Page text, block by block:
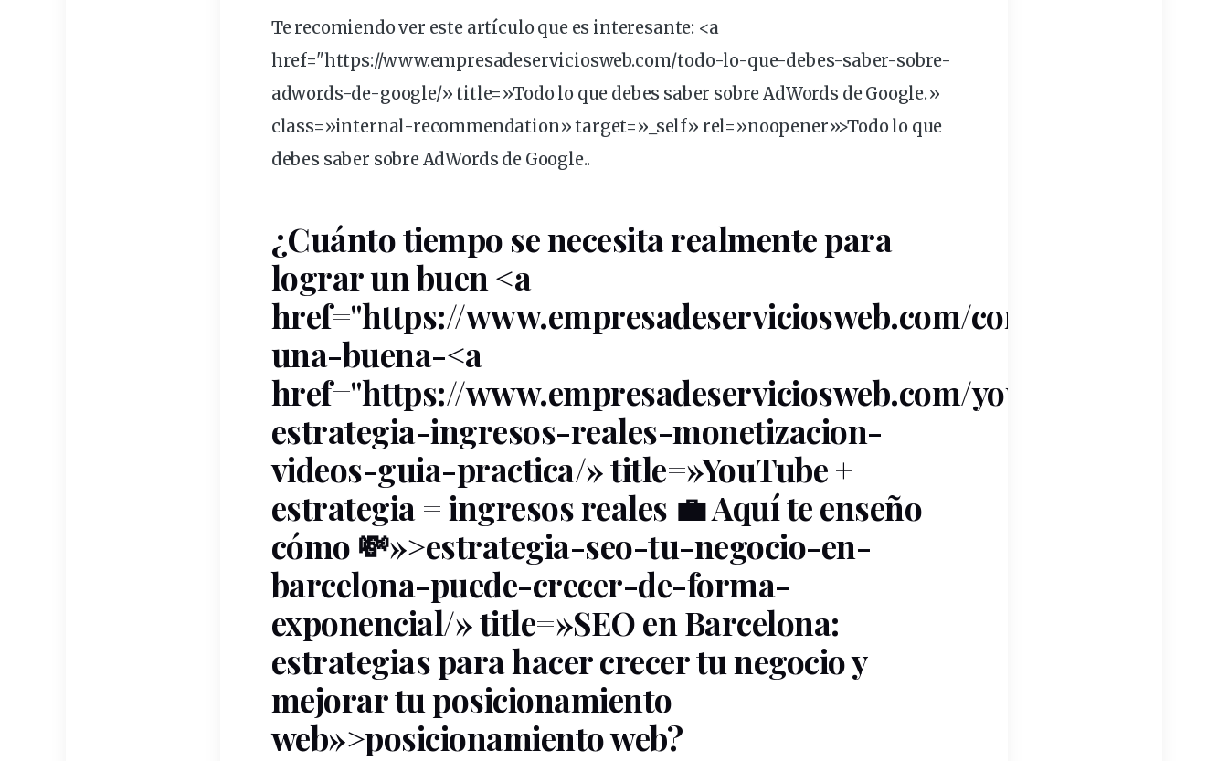
Te recomiendo ver este artículo que es interesante: <a
href="https://www.empresadeserviciosweb.com/todo-lo-que-debes-saber-sobre-
adwords-de-google/» title=»Todo lo que debes saber sobre AdWords de Google.»
class=»internal-recommendation» target=»_self» rel=»noopener»>Todo lo que
debes saber sobre AdWords de Google..
¿Cuánto tiempo se necesita realmente para
lograrun buen <a
href="https://www.empresadeserviciosweb.com/con-
una-buena-<a
href="https://www.empresadeserviciosweb.com/youtube-
estrategia-ingresos-reales-monetizacion-
videos-guia-practica/» title=»YouTube +
estrategia = ingresos reales 💼 Aquí te enseño
cómo 💸»>estrategia-seo-tu-negocio-en-
barcelona-puede-crecer-de-forma-
exponencial/» title=»SEO en Barcelona:
estrategiaspara hacer crecer tu negocio y
mejorar tuposicionamiento
web»>posicionamiento web?